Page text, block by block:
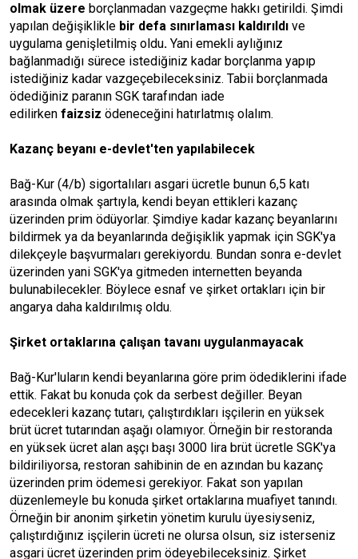
olmak üzere borçlanmadan vazgeçme hakkı getirildi. Şimdi
yapılan değişiklikle bir defa sınırlaması kaldırıldı ve
uygulama genişletilmiş oldu. Yani emekli aylığınız
bağlanmadığı sürece istediğiniz kadar borçlanma yapıp
istediğiniz kadar vazgeçebileceksiniz. Tabii borçlanmada
ödediğiniz paranın SGK tarafından iade
edilirken faizsiz ödeneceğini hatırlatmış olalım.
Kazanç beyanı e-devlet'ten yapılabilecek
Bağ-Kur (4/b) sigortalıları asgari ücretle bunun 6,5 katı
arasında olmak şartıyla, kendi beyan ettikleri kazanç
üzerinden prim ödüyorlar. Şimdiye kadar kazanç beyanlarını
bildirmek ya da beyanlarında değişiklik yapmak için SGK'ya
dilekçeyle başvurmaları gerekiyordu. Bundan sonra e-devlet
üzerinden yani SGK'ya gitmeden internetten beyanda
bulunabilecekler. Böylece esnaf ve şirket ortakları için bir
angarya daha kaldırılmış oldu.
Şirket ortaklarına çalışan tavanı uygulanmayacak
Bağ-Kur'luların kendi beyanlarına göre prim ödediklerini ifade
ettik. Fakat bu konuda çok da serbest değiller. Beyan
edecekleri kazanç tutarı, çalıştırdıkları işçilerin en yüksek
brüt ücret tutarından aşağı olamıyor. Örneğin bir restoranda
en yüksek ücret alan aşçı başı 3000 lira brüt ücretle SGK'ya
bildiriliyorsa, restoran sahibinin de en azından bu kazanç
üzerinden prim ödemesi gerekiyor. Fakat son yapılan
düzenlemeyle bu konuda şirket ortaklarına muafiyet tanındı.
Örneğin bir anonim şirketin yönetim kurulu üyesiyseniz,
çalıştırdığınız işçilerin ücreti ne olursa olsun, siz isterseniz
asgari ücret üzerinden prim ödeyebileceksiniz. Şirket